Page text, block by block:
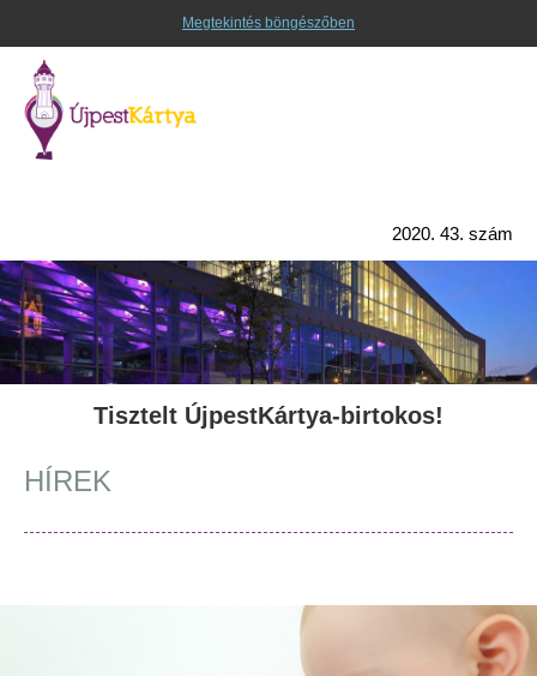
Megtekintés böngészőben
2020. 43. szám
Tisztelt ÚjpestKártya-birtokos!
HÍREK